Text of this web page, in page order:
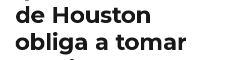
de Houston
obliga a tomar